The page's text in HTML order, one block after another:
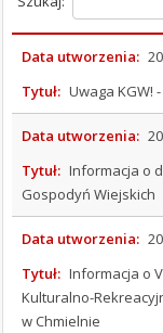
Konkursy
Małe
Granty
Program
Konsultacje
Sprawozdania
Mapa
aktywności
PRAWO
(Kliknięcie
WYBORY
Data utworzenia:
Tytuł: Uwaga KGW!
Data utworzenia:
Tytuł: Informacja o
Gospodyń Wiejskich
Data utworzenia:
Tytuł: Informacja o
Kulturalno-
w Chmielnie